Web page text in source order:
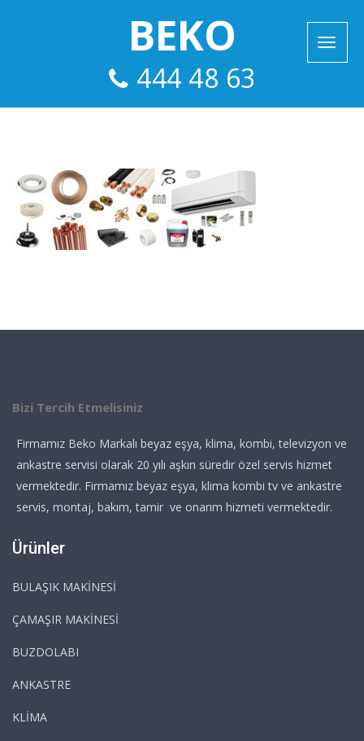
BEKO
444 48 63
Bizi Tercih Etmelisiniz
Firmamız Beko Markalı beyaz eşya, klima, kombi, televizyon ve
ankastre servisi olarak 20 yılı aşkın süredir özel servis hizmet
vermektedir. Firmamız beyaz eşya, klima kombi tv ve ankastre
servis, montaj, bakım, tamir ve onarım hizmeti vermektedir.
Ürünler
BULAŞIK MAKİNESİ
ÇAMAŞIR MAKİNESİ
BUZDOLABI
ANKASTRE
KLİMA